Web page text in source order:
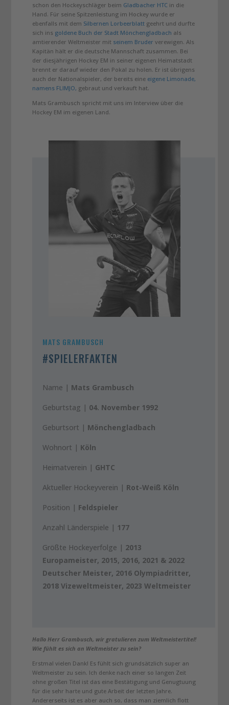
schon den Hockeyschläger beim Gladbacher HTCin die
Hand. Für seine Spitzenleistung im Hockey wurde er
ebenfalls mit dem Silbernen Lorbeerblattgeehrt und durfte
sich ins goldene Buch der Stadt Mönchengladbach als
amtierender Weltmeister mit seinem Bruderverewigen. Als
Kapitän hält er die deutsche Mannschaft zusammen. Bei
der diesjährigen Hockey EM in seiner eigenen Heimatstadt
brennt er darauf wieder den Pokal zu holen. Er ist übrigens
auch der Nationalspieler, der bereits eine eigene Limonade,
namens FLIMJO, gebraut und verkauft hat.
Mats Grambusch spricht mit uns im Interview über die
Hockey EM im eigenen Land.
MATS GRAMBUSCH
#SPIELERFAKTEN
Name | Mats Grambusch
Geburtstag | 04. November 1992
Geburtsort | Mönchengladbach
Wohnort | Köln
Heimatverein | GHTC
Aktueller Hockeyverein | Rot-Weiß Köln
Position | Feldspieler
Anzahl Länderspiele | 177
Größte Hockeyerfolge | 2013
Europameister, 2015, 2016, 2021 & 2022
Deutscher Meister, 2016 Olympiadritter,
2018 Vizeweltmeister, 2023 Weltmeister
Hallo Herr Grambusch, wir gratulieren zum Weltmeistertitel!
Wie fühlt es sich an Weltmeister zu sein?
Erstmal vielen Dank! Es fühlt sich grundsätzlich super an
Weltmeister zu sein. Ich denke nach einer so langen Zeit
ohne großen Titel ist das eine Bestätigung und Genugtuung
für die sehr harte und gute Arbeit der letzten Jahre.
Andererseits ist es aber auch so, dass man ziemlich flott